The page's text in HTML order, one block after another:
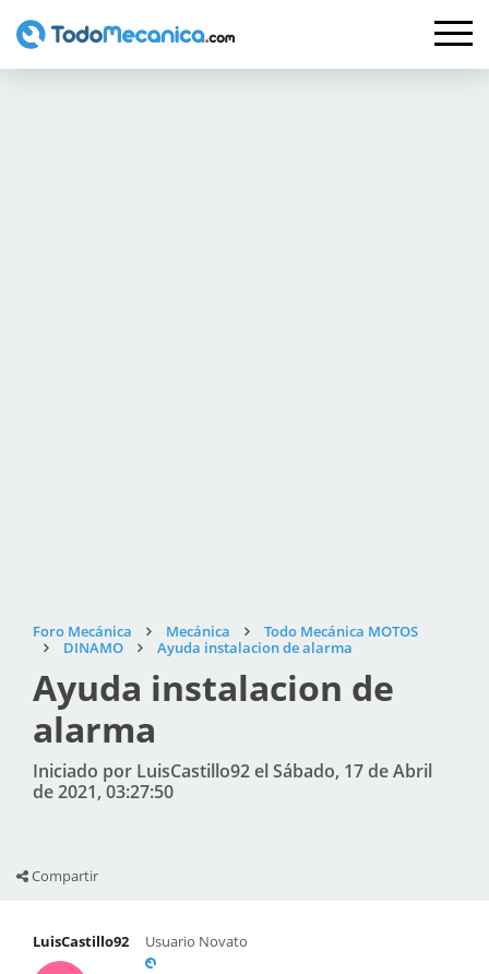
Foro Mecánica Mecánica
Todo Mecánica MOTOS
DINAMO
Ayuda instalacion de alarma
Ayuda instalacion de
alarma
Iniciado por LuisCastillo92 el Sábado, 17 de Abril
de 2021, 03:27:50
Compartir
LuisCastillo92 Usuario Novato